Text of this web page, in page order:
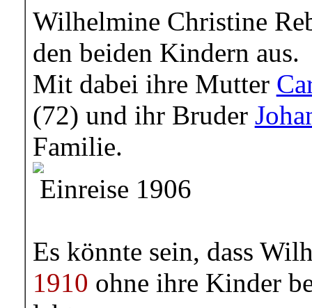
Wilhelmine Christine
den beiden Kindern aus.
Mit dabei ihre Mutter
(72) und ihr Bruder
Familie.
Einreise 1906
Es könnte sein, dass
1910 ohne ihre Kinder